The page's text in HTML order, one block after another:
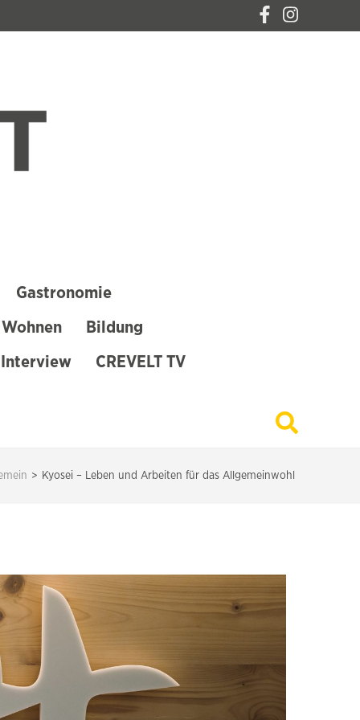
Gastronomie
Bildung
Interview CREVELT TV
> Kyosei – Leben und Arbeiten für das Allgemeinwohl